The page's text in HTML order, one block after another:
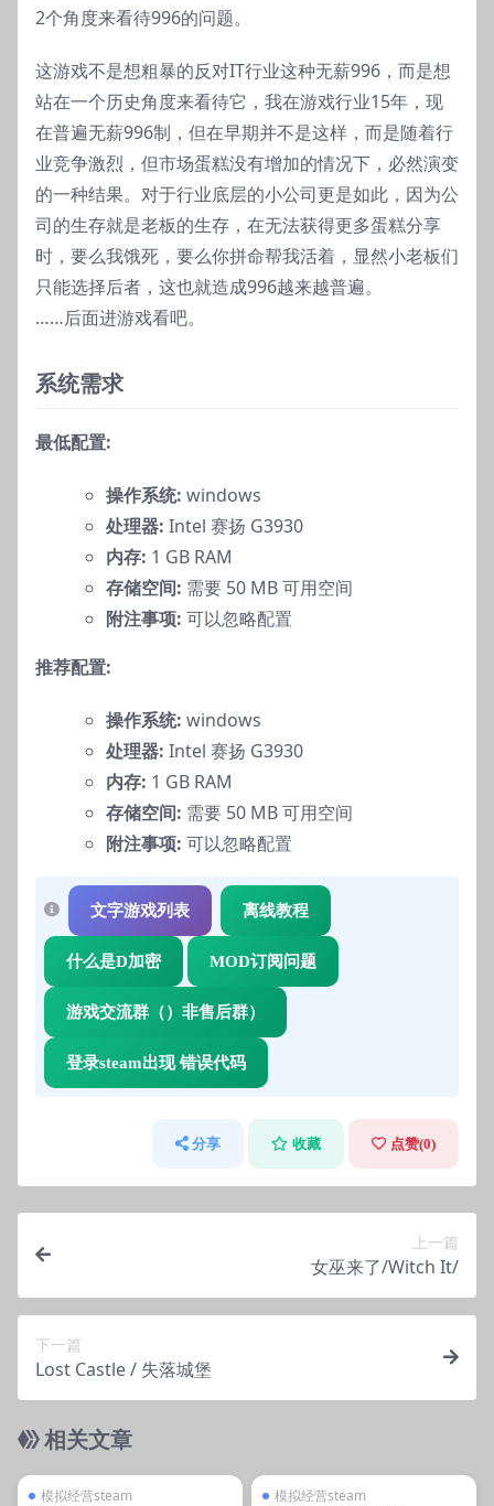
2个角度来看待996的问题。
这游戏不是想粗暴的反对IT行业这种无薪996，而是想
站在一个历史角度来看待它，我在游戏行业15年，现
在普遍无薪996制，但在早期并不是这样，而是随着行
业竞争激烈，但市场蛋糕没有增加的情况下，必然演变
的一种结果。对于行业底层的小公司更是如此，因为公
司的生存就是老板的生存，在无法获得更多蛋糕分享
时，要么我饿死，要么你拼命帮我活着，显然小老板们
只能选择后者，这也就造成996越来越普遍。
……后面进游戏看吧。
系统需求
最低配置:
操作系统: windows
处理器: Intel 赛扬 G3930
内存: 1 GB RAM
存储空间: 需要 50 MB 可用空间
附注事项: 可以忽略配置
推荐配置:
操作系统: windows
处理器: Intel 赛扬 G3930
内存: 1 GB RAM
存储空间: 需要 50 MB 可用空间
附注事项: 可以忽略配置
文字游戏列表 离线教程
什么是D加密 MOD订阅问题
游戏交流群（）非售后群）
登录steam出现 错误代码
分享 收藏 点赞(0)
上一篇
女巫来了/Witch It/
下一篇
Lost Castle / 失落城堡
相关文章
模拟经营steam
模拟经营steam